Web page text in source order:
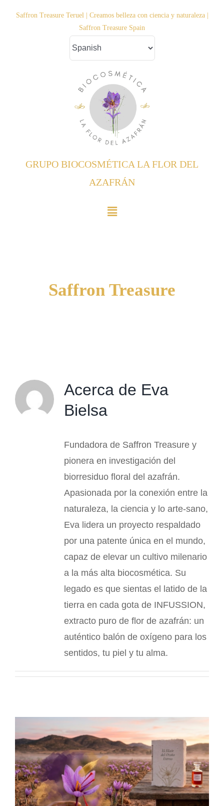
Saffron Treasure Teruel | Creamos belleza con ciencia y naturaleza |
Saffron Treasure Spain
GRUPO BIOCOSMÉTICA LA FLOR DEL
AZAFRÁN
Toggle
Carrito
Saffron Treasure
Acerca de Eva
Bielsa
Fundadora de Saffron Treasure y
pionera en investigación del
biorresiduo floral del azafrán.
Apasionada por la conexión entre la
naturaleza, la ciencia y lo arte-sano,
Eva lidera un proyecto respaldado
por una patente única en el mundo,
capaz de elevar un cultivo milenario
a la más alta biocosmética. Su
legado es que sientas el latido de la
tierra en cada gota de INFUSSION,
extracto puro de flor de azafrán: un
auténtico balón de oxígeno para los
sentidos, tu piel y tu alma.